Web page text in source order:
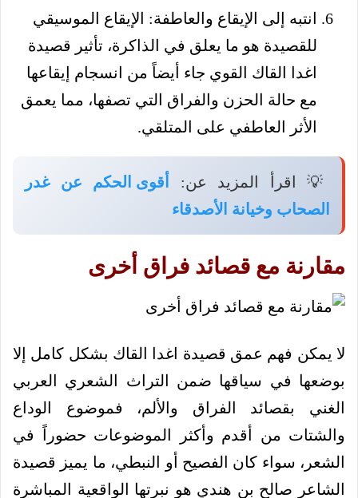
انتبه إلى الإيقاع والعاطفة: الإيقاع الموسيقي
للقصيدة هو ما يعلق في الذاكرة، تأثير قصيدة
اغدا القاك القوي جاء أيضاً من انسجام إيقاعها
مع حالة الحزن والفراق التي تصفها، مما يعمق
الأثر العاطفي على المتلقي.
💡 اقرأ المزيد عن:
أقوى الحكم عن غدر
الصحاب وخيانة الأصدقاء
مقارنة مع قصائد فراق أخرى
لا يمكن فهم عمق قصيدة اغدا القاك بشكل كامل إلا
بوضعها في سياقها ضمن التراث الشعري العربي
الغني بقصائد الفراق والألم، فموضوع الوداع
والشتات من أقدم وأكثر الموضوعات حضوراً في
الشعر، سواء كان الفصيح أو النبطي، ما يميز قصيدة
الشاعر صالح بن هندي هو نبرتها الواقعية المباشرة